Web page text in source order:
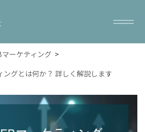
マーケティング
ングとは何か？ 詳しく解説します